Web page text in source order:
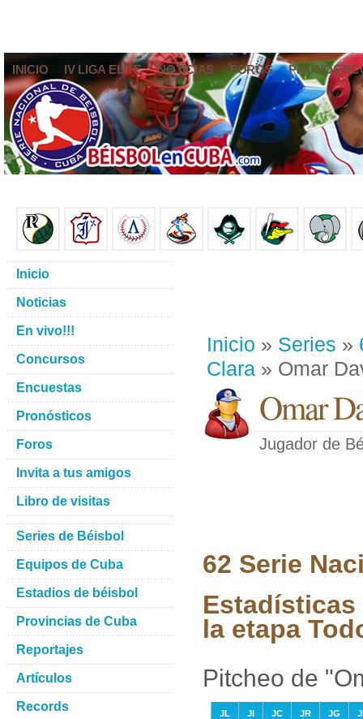
INICIO IV LIGA ELITE NOTICIAS FOROS
Inicio » Series »
Clara » Omar
Omar
Jugador de
62 Serie
Estadísticas
la etapa
Pitcheo de
JL JI JC JR JG
Inicio
Noticias
En vivo!!!
Concursos
Encuestas
Pronósticos
Foros
Invita a tus amigos
Libro de visitas
Series de Béisbol
Equipos de Cuba
Estadios de béisbol
Provincias de Cuba
Reportajes
Artículos
Records